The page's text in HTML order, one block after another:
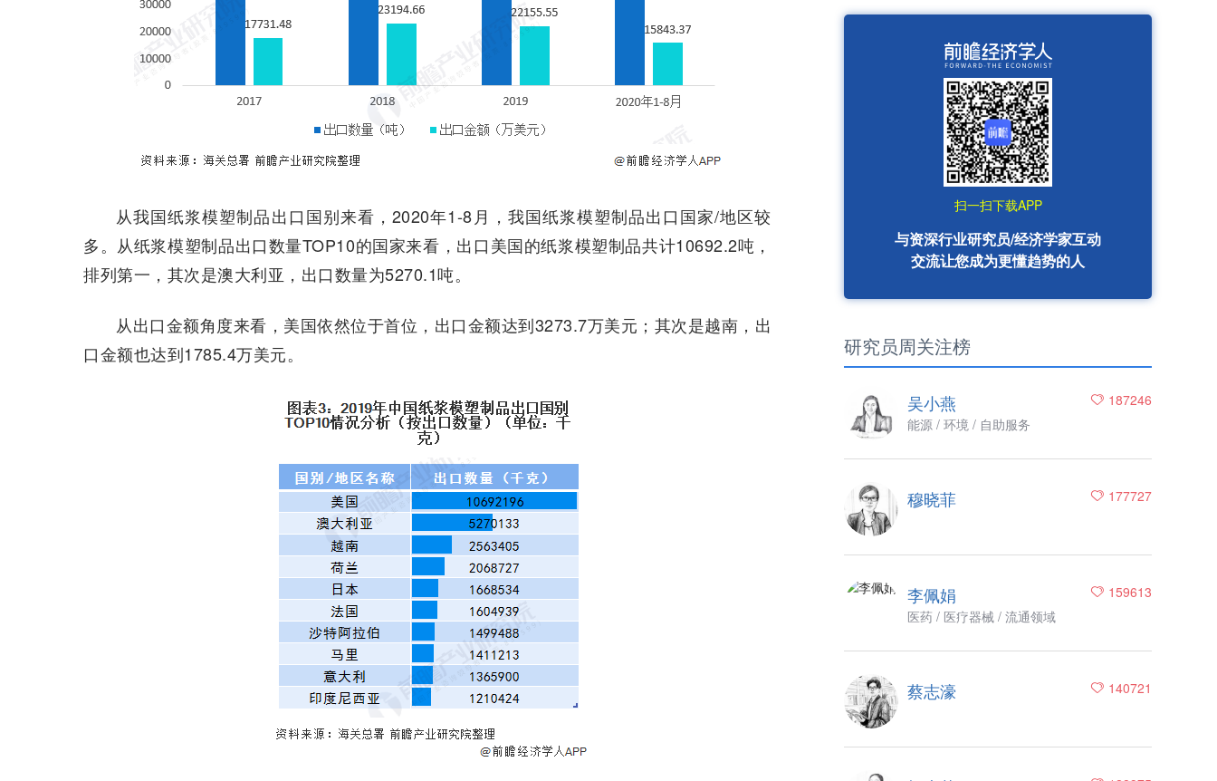
从我国纸浆模塑制品出口国别来看，2020年1-8月，我国纸浆模塑制品出口国家/地区较
多。从纸浆模塑制品出口数量TOP10的国家来看，出口美国的纸浆模塑制品共计10692.2吨，
排列第一，其次是澳大利亚，出口数量为5270.1吨。
从出口金额角度来看，美国依然位于首位，出口金额达到3273.7万美元；其次是越南，出
口金额也达到1785.4万美元。
扫一扫下载APP
与资深行业研究员/经济学家互动
交流让您成为更懂趋势的人
研究员周关注榜
187246
吴小燕
能源 / 环境 / 自助服务
177727
穆晓菲
159613
李佩娟
医药 / 医疗器械 / 流通领域
140721
蔡志濠